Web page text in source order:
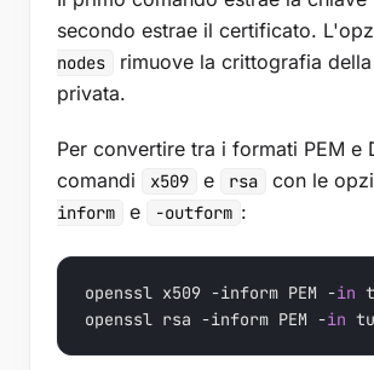
secondo estrae il certificato.
nodes
rimuove la crittografia
privata.
Per convertire tra i formati PEM e
comandi
x509 e rsa con le
inform
e -outform :
openssl x509 -inform PEM -in
openssl rsa -inform PEM -in